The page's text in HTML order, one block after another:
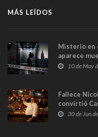
MÁS LEÍDOS
Misterio en
aparece
y las10 de May
Fallece
convirtió
en Madrid
30 de Jun